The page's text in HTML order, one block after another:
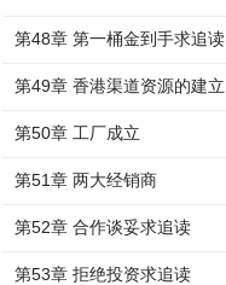
第48章 第一桶金到手求追读
第49章 香港渠道资源的建立
第50章 工厂成立
第51章 两大经销商
第52章 合作谈妥求追读
第53章 拒绝投资求追读